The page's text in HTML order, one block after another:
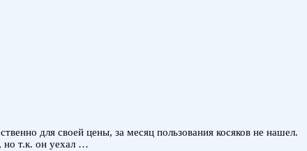
для своей цены, за месяц пользования косяков не нашел.
но т.к. он уехал …